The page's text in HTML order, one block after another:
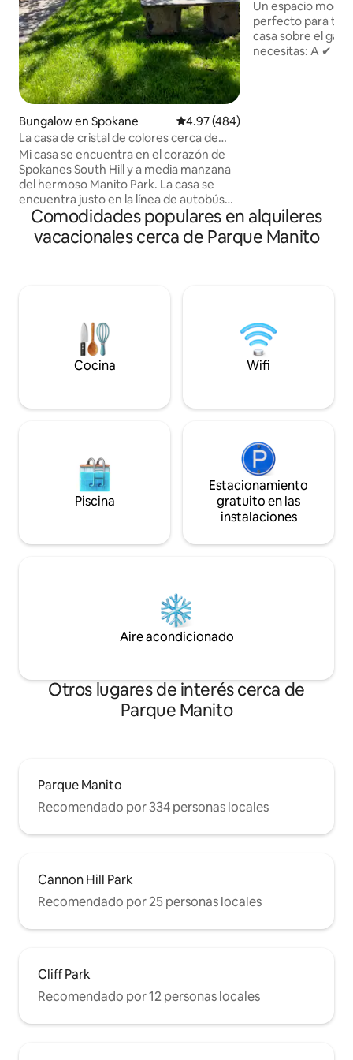
Bungalow en Spokane Calificación promedio: 4.97 de
4.97 (484)
La casa de cristal de colores cerca de
Manito Park
Mi casa se encuentra en el corazón de
Spokanes South Hill y a media manzana
del hermoso Manito Park. La casa se
encuentra justo en la línea de autobús
que va a las tiendas y eventos del centro
de la ciudad y a cinco minutos del Centro
Médico del Sagrado Corazón. También
en el apartamento que añadimos
cuando terminamos nuestro sótano.
Hemos sido huéspedes de AirB&B en
varios viajes y decidimos convertirnos en
la histórica Manito
Un espacio
perfecto para tu
casa sobre el
necesitas: A ✔ 2 manzanas del parque
Lavadora/
parques para
Comodidades populares en alquileres
vacacionales cerca de Parque Manito
Cocina Wifi
Piscina
Estacionamiento
gratuito en las
instalaciones
Aire acondicionado
Otros lugares de interés cerca de
Parque Manito
Parque Manito
Recomendado por 334 personas locales
Cannon Hill Park
Recomendado por 25 personas locales
Cliff Park
Recomendado por 12 personas locales